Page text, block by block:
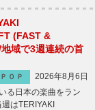
(FAST &
域で3週連続の首
ＯＰ
2026年8月6日
る日本の楽曲をラン
はTERIYAKI